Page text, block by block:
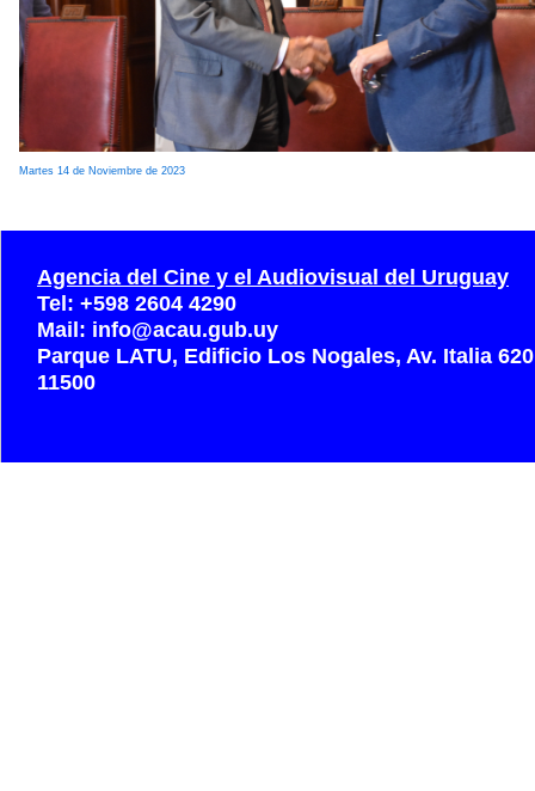
Martes 14 de Noviembre de 2023
Agencia del Cine y el Audiovisual del Uruguay
Tel: +598 2604 4290
Mail: info@acau.gub.uy
Parque LATU, Edificio Los Nogales, Av. Italia
11500